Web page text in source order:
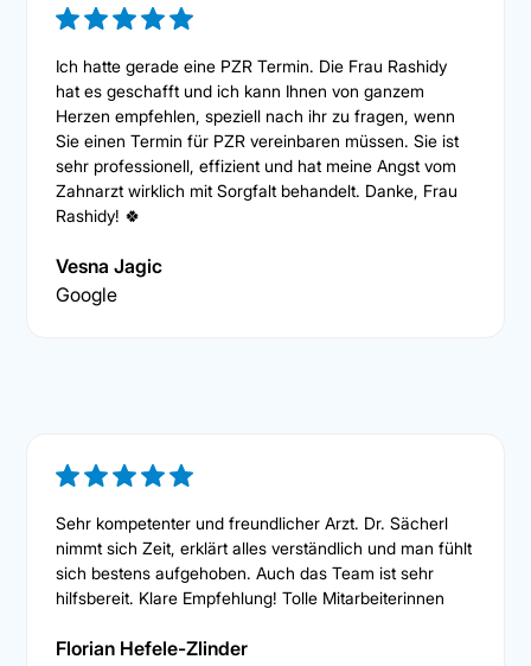
Ich hatte gerade eine PZR Termin. Die Frau Rashidy
hat es geschafft und ich kann Ihnen von ganzem
Herzen empfehlen, speziell nach ihr zu fragen, wenn
Sie einen Termin für PZR vereinbaren müssen. Sie ist
sehr professionell, effizient und hat meine Angst vom
Zahnarzt wirklich mit Sorgfalt behandelt. Danke, Frau
Rashidy! 🍀
Vesna Jagic
Google
Sehr kompetenter und freundlicher Arzt. Dr. Sächerl
nimmt sich Zeit, erklärt alles verständlich und man fühlt
sich bestens aufgehoben. Auch das Team ist sehr
hilfsbereit. Klare Empfehlung! Tolle Mitarbeiterinnen
Florian Hefele-Zlinder